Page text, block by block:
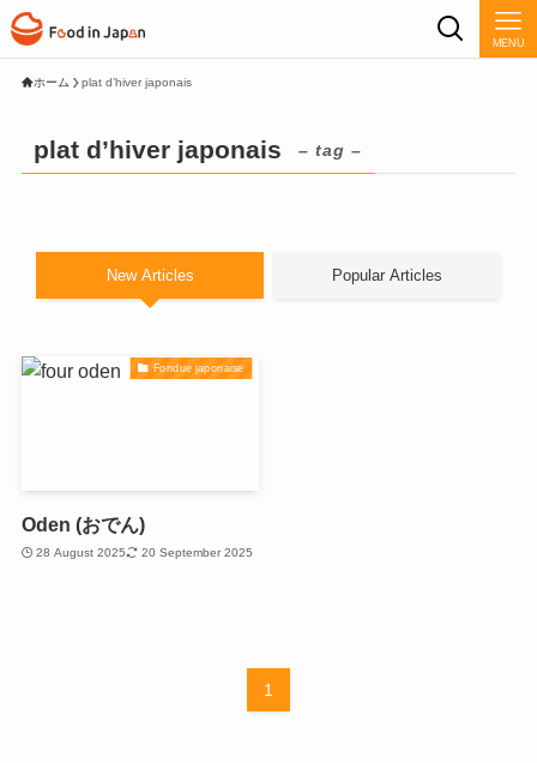
MENU
ホーム plat d’hiver japonais
plat d’hiver japonais – tag –
New Articles Popular Articles
Fondue japonaise
Oden (おでん)
28 August 2025 20 September 2025
1